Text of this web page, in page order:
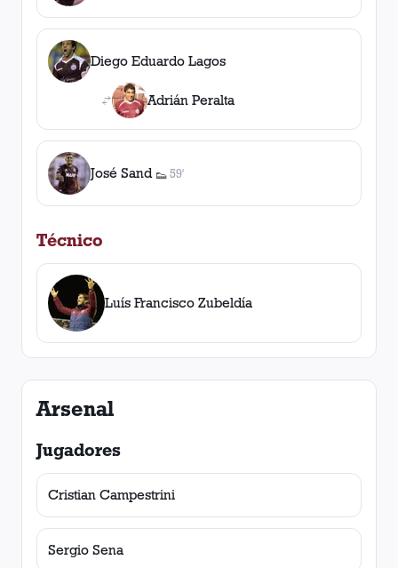
Diego Eduardo Lagos
Adrián Peralta
José Sand 👟
1asistencia
59'
Técnico
Luís Francisco Zubeldía
Arsenal
Jugadores
Cristian Campestrini
Sergio Sena